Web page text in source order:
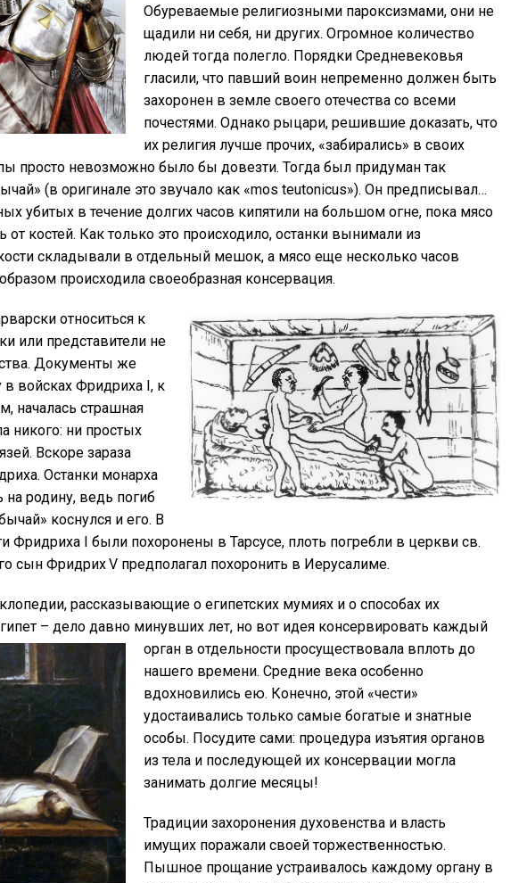
Обуреваемые религиозными пароксизмами, они не
щадили ни себя, ни других. Огромное количество
людей тогда полегло. Порядки Средневековья
гласили, что павший воин непременно должен быть
захоронен в земле своего отечества со всеми
почестями. Однако рыцари, решившие доказать, что
их религия лучше прочих, «забирались» в своих
просто невозможно было бы довезти. Тогда был придуман так
(в оригинале это звучало как «mos teutonicus»). Он предписывал…
убитых в течение долгих часов кипятили на большом огне, пока мясо
от костей. Как только это происходило, останки вынимали из
складывали в отдельный мешок, а мясо еще несколько часов
происходила своеобразная консервация.
относиться к
или представители не
Документы же
в войсках Фридриха I, к
началась страшная
никого: ни простых
Вскоре зараза
Останки монарха
на родину, ведь погиб
коснулся и его. В
Фридриха I были похоронены в Тарсусе, плоть погребли в церкви св.
сын Фридрих V предполагал похоронить в Иерусалиме.
рассказывающие о египетских мумиях и о способах их
– дело давно минувших лет, но вот идея консервировать каждый
орган в отдельности просуществовала вплоть до
нашего времени. Средние века особенно
вдохновились ею. Конечно, этой «чести»
удостаивались только самые богатые и знатные
особы. Посудите сами: процедура изъятия органов
из тела и последующей их консервации могла
занимать долгие месяцы!
Традиции захоронения духовенства и власть
имущих поражали своей торжественностью.
Пышное прощание устраивалось каждому органу в